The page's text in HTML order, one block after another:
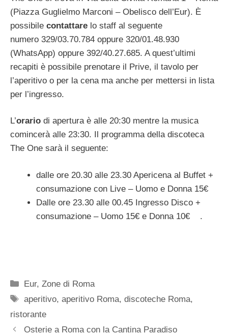
(Piazza Guglielmo Marconi – Obelisco dell’Eur). È
possibile contattare lo staff al seguente
numero 329/03.70.784 oppure 320/01.48.930
(WhatsApp) oppure 392/40.27.685. A quest’ultimi
recapiti è possibile prenotare il Prive, il tavolo per
l’aperitivo o per la cena ma anche per mettersi in lista
per l’ingresso.
L’orario di apertura è alle 20:30 mentre la musica
comincerà alle 23:30. Il programma della discoteca
The One sarà il seguente:
dalle ore 20.30 alle 23.30 Apericena al Buffet +
consumazione con Live – Uomo e Donna 15€
Dalle ore 23.30 alle 00.45 Ingresso Disco +
consumazione – Uomo 15€ e Donna 10€ .
Categorie
Eur,Zone di Roma
Tag
aperitivo,aperitivo Roma,discoteche Roma,
ristorante
Osterie a Roma con la Cantina Paradiso